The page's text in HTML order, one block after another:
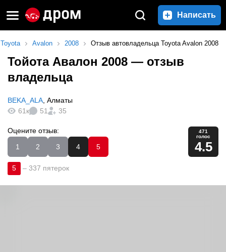
Написать
Toyota Avalon 2008 Отзыв автовладельца Toyota Avalon 2008
Тойота Авалон 2008 — отзыв
владельца
BEKA_ALA Алматы
61к
51 35
Оцените отзыв:
1
2 3 4 5
471
голос
4.5
5 – 337 пятерок